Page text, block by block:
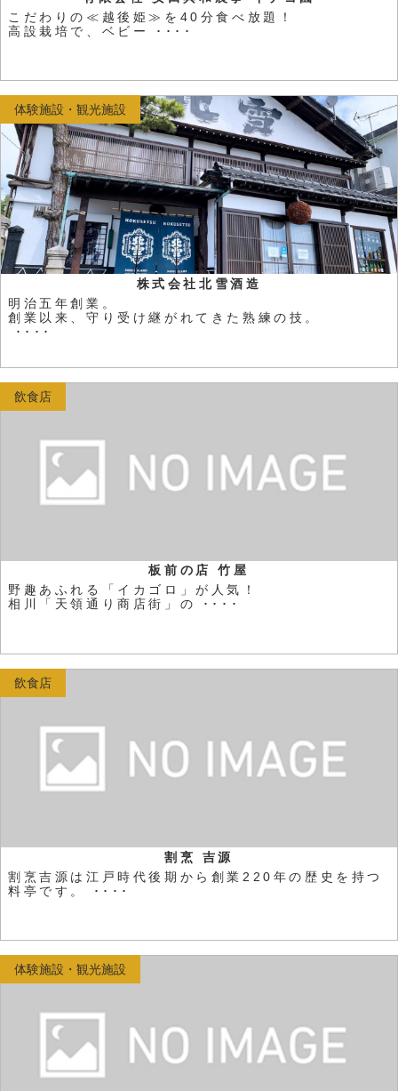
こだわりの≪越後姫≫を40分食べ放題！
高設栽培で、ベビー ････
株式会社北雪酒造
明治五年創業。
創業以来、守り受け継がれてきた熟練の技。
････
体験施設・観光施設
板前の店 竹屋
野趣あふれる「イカゴロ」が人気！
相川「天領通り商店街」の ････
飲食店
割烹 吉源
割烹吉源は江戸時代後期から創業220年の歴史を持つ
料亭です。 ････
飲食店
体験施設・観光施設